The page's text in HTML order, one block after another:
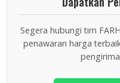
Segera hubungi tim
penawaran harga